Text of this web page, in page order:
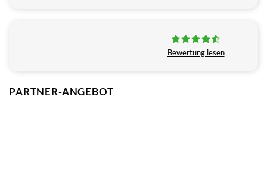
Bewertung lesen
PARTNER-ANGEBOT